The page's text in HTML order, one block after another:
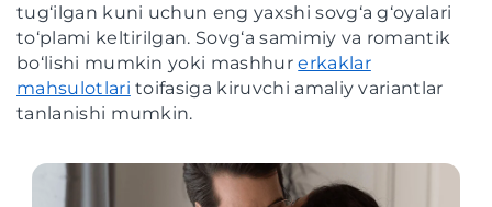
tug‘ilgan kuni uchun eng yaxshi sovg‘a g‘oyalari
to‘plami keltirilgan. Sovg‘a samimiy va romantik
bo‘lishi mumkin yoki mashhurerkaklar
mahsulotlari toifasiga kiruvchi amaliy variantlar
tanlanishi mumkin.